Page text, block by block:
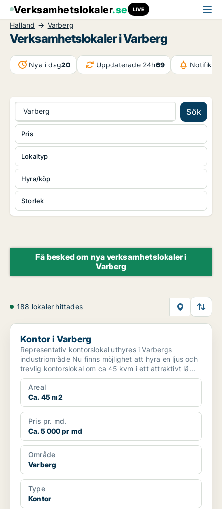
Verksamhetslokaler.se LIVE
Halland Varberg
Verksamhetslokaler i Varberg
Nya i dag20 Uppdaterade 24h69
Varberg Sök
Lokaltyp
Hyra/köp
Storlek
Pris
Få besked om nya verksamhetslokaler i
Varberg
188 lokaler hittades
Kontor i Varberg
Kontor i Varberg
Representativ kontorslokal uthyres i Varbergs
industriområde Nu finns möjlighet att hyra en ljus och
trevlig kontorslokal om ca 45 kvm i ett attraktivt lä...
Areal
Ca. 45 m2
Pris pr. md.
Ca. 5 000 pr md
Område
Varberg
Type
Kontor